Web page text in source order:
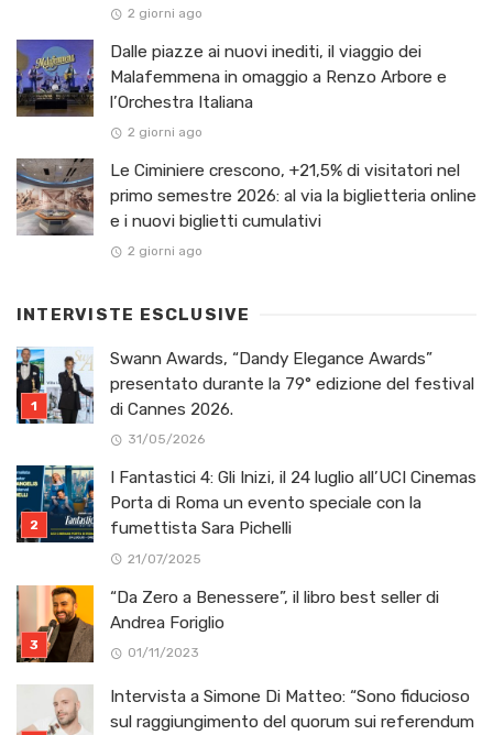
2 giorni ago
Dalle piazze ai nuovi inediti, il viaggio dei
Malafemmena in omaggio a Renzo Arbore e
l’Orchestra Italiana ​
2 giorni ago
Le Ciminiere crescono, +21,5% di visitatori nel
primo semestre 2026: al via la biglietteria online
e i nuovi biglietti cumulativi
2 giorni ago
INTERVISTE ESCLUSIVE
Swann Awards, “Dandy Elegance Awards”
presentato durante la 79° edizione del festival
di Cannes 2026.
31/05/2026
I Fantastici 4: Gli Inizi, il 24 luglio all’UCI Cinemas
Porta di Roma un evento speciale con la
fumettista Sara Pichelli
21/07/2025
“Da Zero a Benessere”, il libro best seller di
Andrea Foriglio
01/11/2023
Intervista a Simone Di Matteo: “Sono fiducioso
sul raggiungimento del quorum sui referendum